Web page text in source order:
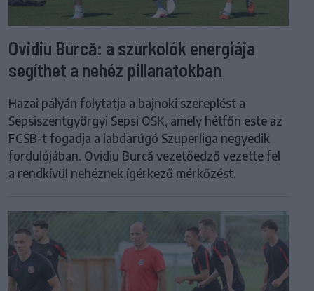
Ovidiu Burcă: a szurkolók energiája
segíthet a nehéz pillanatokban
Hazai pályán folytatja a bajnoki szereplést a
Sepsiszentgyörgyi Sepsi OSK, amely hétfőn este az
FCSB-t fogadja a labdarúgó Szuperliga negyedik
fordulójában. Ovidiu Burcă vezetőedző vezette fel
a rendkívül nehéznek ígérkező mérkőzést.